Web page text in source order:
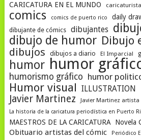
CARICATURA EN EL MUNDO caricaturista
comics comics de puerto rico daily
dibujante de cómics dibujantes
dibujo de humor Dibujo
dibujos dibujos a diario El Imparcial
humor humor
humorismo gráfico humor
Humor visual ILLUSTRATION
Javier Martinez
Javier Martinez artista
La historia de la caricatura periodística en Puerto
MAESTROS DE LA CARICATURA Novela
Obituario artistas del cómic Periódico